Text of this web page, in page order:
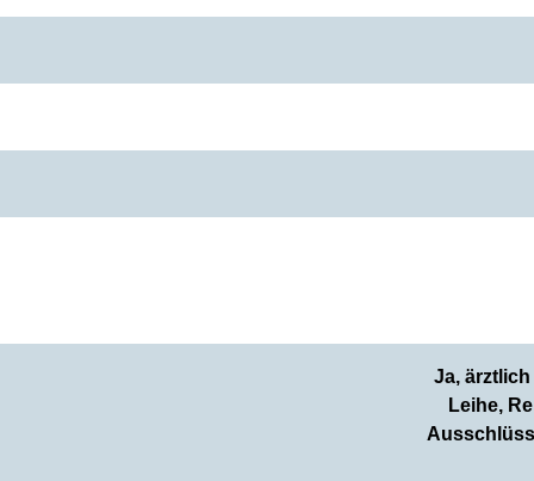
Ja,
Leihe,